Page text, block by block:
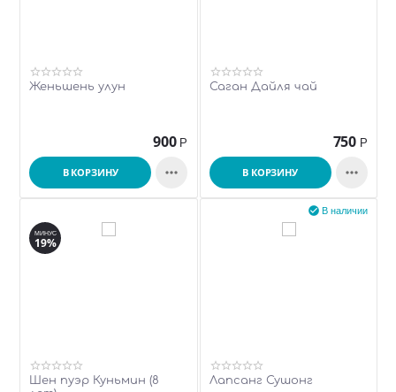
Женьшень улун
900 Р
В КОРЗИНУ 
Саган Дайля чай
750 Р
В КОРЗИНУ 
МИНУС
19%
Шен пуэр Куньмин (8
В наличии

Лапсанг Сушонг